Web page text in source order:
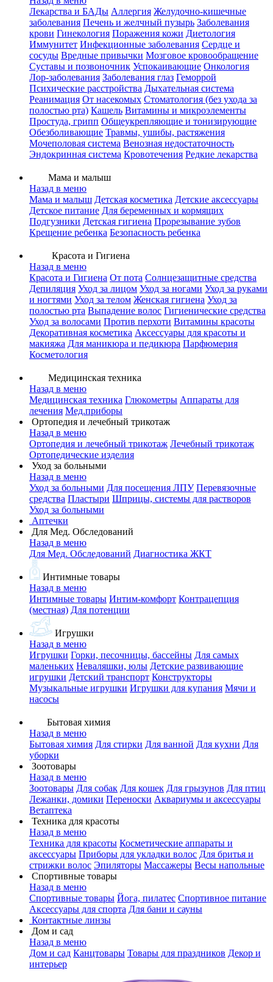
Лекарства и БАДы Аллергия Желудочно-кишечные
заболевания Печень и желчный пузырь Заболевания
крови Гинекология Поражения кожи Диетология
Иммунитет Инфекционные заболевания Сердце и
сосуды Вредные привычки Мозговое кровообращение
Суставы и позвоночник Успокаивающие Онкология
Лор-заболевания Заболевания глаз Геморрой
Психические расстройства Дыхательная система
Реанимация От насекомых Стоматология (без ухода за
полостью рта) Кашель Витамины и микроэлементы
Простуда, грипп Общеукрепляющие и тонизирующие
Обезболивающие Травмы, ушибы, растяжения
Мочеполовая система Венозная недостаточность
Эндокринная система Кровотечения Редкие лекарства
Мама и малыш
Назад в меню
Мама и малыш Детская косметика Детские аксессуары
Детское питание Для беременных и кормящих
Подгузники Детская гигиена Прорезывание зубов
Крещение ребенка Безопасность ребенка
Красота и Гигиена
Назад в меню
Красота и Гигиена От пота Солнцезащитные средства
Депиляция Уход за лицом Уход за ногами Уход за руками
и ногтями Уход за телом Женская гигиена Уход за
полостью рта Выпадение волос Гигиенические средства
Уход за волосами Против перхоти Витамины красоты
Декоративная косметика Аксессуары для красоты и
макияжа Для маникюра и педикюра Парфюмерия
Косметология
Медицинская техника
Назад в меню
Медицинская техника Глюкометры Аппараты для
лечения Мед.приборы
Ортопедия и лечебный трикотаж
Назад в меню
Ортопедия и лечебный трикотаж Лечебный трикотаж
Ортопедические изделия
Уход за больными
Назад в меню
Уход за больными Для посещения ЛПУ Перевязочные
средства Пластыри Шприцы, системы для растворов
Уход за больными
Аптечки
Для Мед. Обследований
Назад в меню
Для Мед. Обследований Диагностика ЖКТ
Интимные товары
Назад в меню
Интимные товары Интим-комфорт Контрацепция
(местная) Для потенции
Игрушки
Назад в меню
Игрушки Горки, песочницы, бассейны Для самых
маленьких Неваляшки, юлы Детские развивающие
игрушки Детский транспорт Конструкторы
Музыкальные игрушки Игрушки для купания Мячи и
насосы
Бытовая химия
Назад в меню
Бытовая химия Для стирки Для ванной Для кухни Для
уборки
Зоотовары
Назад в меню
Зоотовары Для собак Для кошек Для грызунов Для птиц
Лежанки, домики Переноски Аквариумы и аксессуары
Ветаптека
Техника для красоты
Назад в меню
Техника для красоты Косметические аппараты и
аксессуары Приборы для укладки волос Для бритья и
стрижки волос Эпиляторы Массажеры Весы напольные
Спортивные товары
Назад в меню
Спортивные товары Йога, пилатес Спортивное питание
Аксессуары для спорта Для бани и сауны
Контактные линзы
Дом и сад
Назад в меню
Дом и сад Канцтовары Товары для праздников Декор и
интерьер